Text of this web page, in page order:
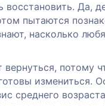
Да,
пытаются
насколько
потому
измениться.
среднего